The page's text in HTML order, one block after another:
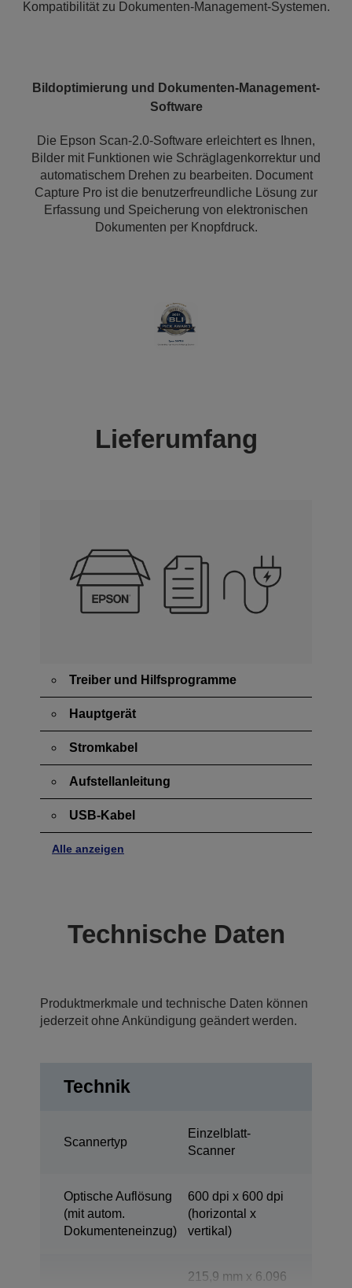
Kompatibilität zu Dokumenten-Management-Systemen.
Bildoptimierung und Dokumenten-Management-
Software
Die Epson Scan-2.0-Software erleichtert es Ihnen,
Bilder mit Funktionen wie Schräglagenkorrektur und
automatischem Drehen zu bearbeiten. Document
Capture Pro ist die benutzerfreundliche Lösung zur
Erfassung und Speicherung von elektronischen
Dokumenten per Knopfdruck.
Lieferumfang
Treiber und Hilfsprogramme
Hauptgerät
Stromkabel
Aufstellanleitung
USB-Kabel
Alle anzeigen
Technische Daten
Produktmerkmale und technische Daten können
jederzeit ohne Ankündigung geändert werden.
Technik
Scannertyp
Einzelblatt-
Scanner
Optische Auflösung
(mit autom.
Dokumenteneinzug)
600 dpi x 600 dpi
(horizontal x
vertikal)
215,9 mm x 6.096